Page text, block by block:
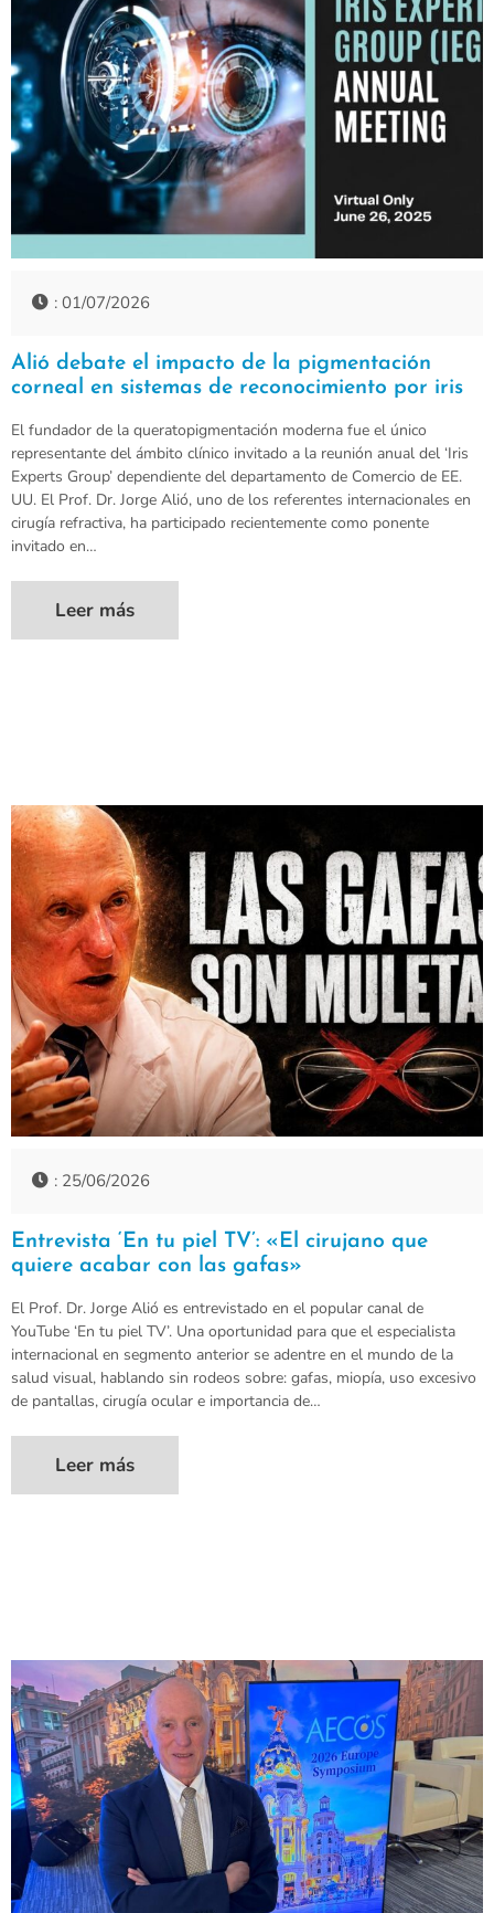
: 01/07/2026
Alió debate el impacto de la pigmentación
corneal en sistemas de reconocimiento por iris
El fundador de la queratopigmentación moderna fue el único
representante del ámbito clínico invitado a la reunión anual del ‘Iris
Experts Group’ dependiente del departamento de Comercio de EE.
UU. El Prof. Dr. Jorge Alió, uno de los referentes internacionales en
cirugía refractiva, ha participado recientemente como ponente
invitado en…
Leer más
: 25/06/2026
Entrevista ‘En tu piel TV’: «El cirujano que
quiere acabar con las gafas»
El Prof. Dr. Jorge Alió es entrevistado en el popular canal de
YouTube ‘En tu piel TV’. Una oportunidad para que el especialista
internacional en segmento anterior se adentre en el mundo de la
salud visual, hablando sin rodeos sobre: gafas, miopía, uso excesivo
de pantallas, cirugía ocular e importancia de…
Leer más